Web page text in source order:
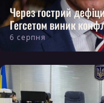
Через гострий
Гегсетом виник
6 серпня